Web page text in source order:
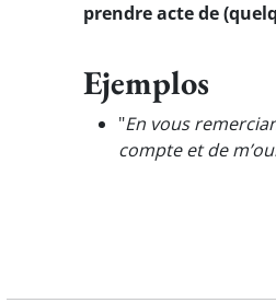
prendre acte de
Ejemplos
"En vous
compte et de